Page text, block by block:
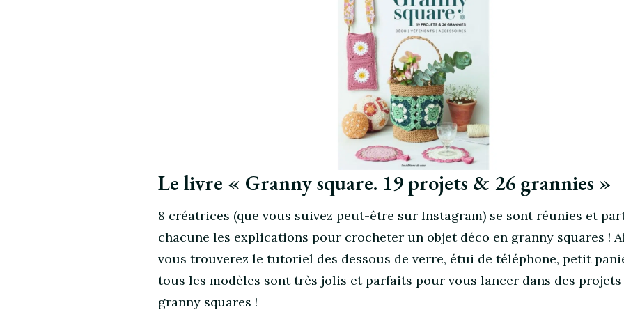
Le livre « Granny square. 19 projets & 26 grannies »
8 créatrices (que vous suivez peut-être sur Instagram) se sont réunies et
chacune les explications pour crocheter un objet déco en granny squares !
vous trouverez le tutoriel des dessous de verre, étui de téléphone, petit
tous les modèles sont très jolis et parfaits pour vous lancer dans des projets
granny squares !